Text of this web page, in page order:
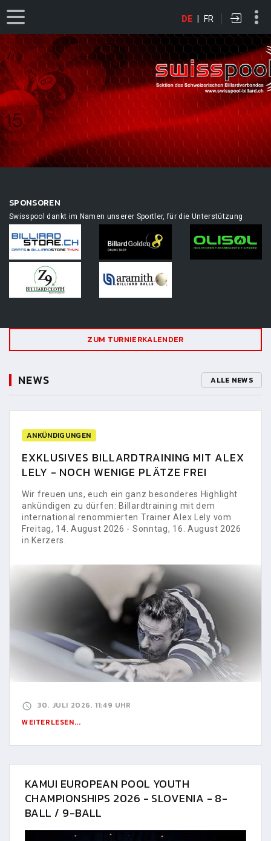
DE | FR
SPONSOREN
Swisspool dankt im Namen unserer Sportler, für die Unterstützung
ZUM TURNIERKALENDER
NEWS ALLE NEWS
ANKÜNDIGUNGEN
EXKLUSIVES BILLARDTRAINING MIT ALEX
LELY - NOCH WENIGE PLÄTZE FREI
Wir freuen uns, euch ein ganz besonderes Highlight
ankündigen zu dürfen: Billardtraining mit dem
international renommierten Trainer Alex Lely vom
Freitag, 14. August 2026 - Sonntag, 16. August 2026
in Kerzers.
30. JULI 2026, 11:49 UHR
WEITERLESEN...
KAMUI EUROPEAN POOL YOUTH
CHAMPIONSHIPS 2026 - SLOVENIA - 8-
BALL / 9-BALL